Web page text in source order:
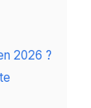
2026 ?